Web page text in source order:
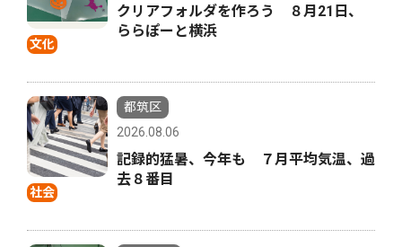
文化
クリアフォルダを作ろう ８月21日、
ららぽーと横浜
社会
都筑区
2026.08.06
記録的猛暑、今年も ７月平均気温、過
去８番目